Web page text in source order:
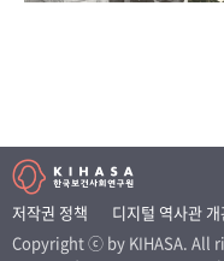
저작권 정책 디지털 역사관
Copyright ⓒ by KIHASA. All